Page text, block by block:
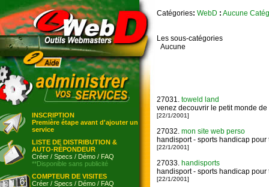
INSCRIPTION
Première étape avant d'ajouter un
service
LISTE DE DISTRIBUTION &
AUTO-RÉPONDEUR
Créer / Specs / Démo / FAQ
**Disponible sans publicité
COMPTEUR DE VISITES
Créer / Specs / Démo / FAQ
Catégories: WebD : Aucune
Les sous-catégories
Aucune
27031. toweld land
venez decouvrir le petit monde
[22/1/2001]
27032. mon site web perso
handisport - sports handicap
[22/1/2001]
27033. handisports
handisport - sports handicap
[22/1/2001]